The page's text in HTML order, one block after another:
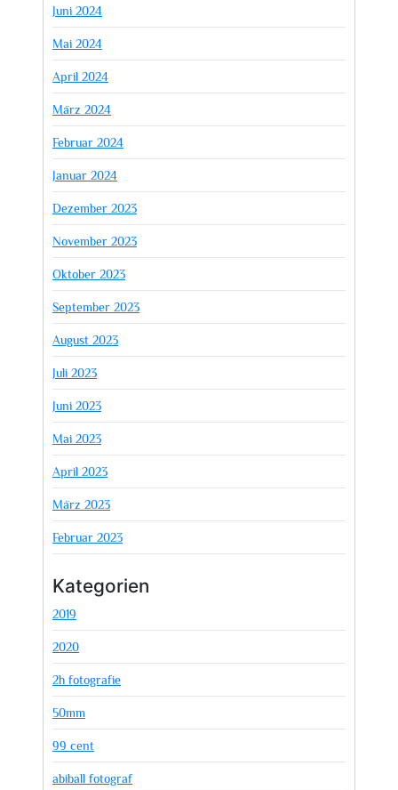
Juni 2024
Mai 2024
April 2024
März 2024
Februar 2024
Januar 2024
Dezember 2023
November 2023
Oktober 2023
September 2023
August 2023
Juli 2023
Juni 2023
Mai 2023
April 2023
März 2023
Februar 2023
Kategorien
2019
2020
2h fotografie
50mm
99 cent
abiball fotograf